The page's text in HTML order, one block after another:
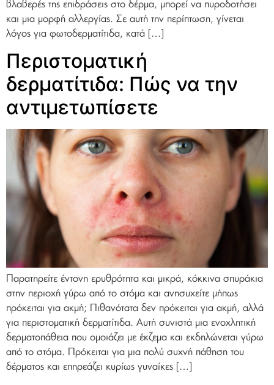
βλαβερές της επιδράσεις στο δέρμα, μπορεί να πυροδοτήσει
και μια μορφή αλλεργίας. Σε αυτή την περίπτωση, γίνεται
λόγος για φωτοδερματίτιδα, κατά […]
Περιστοματική
δερματίτιδα: Πώς να την
αντιμετωπίσετε
Παρατηρείτε έντονη ερυθρότητα και μικρά, κόκκινα σπυράκια
στην περιοχή γύρω από το στόμα και ανησυχείτε μήπως
πρόκειται για ακμή; Πιθανότατα δεν πρόκειται για ακμή, αλλά
για περιστοματική δερματίτιδα. Αυτή συνιστά μια ενοχλητική
δερματοπάθεια που ομοιάζει με έκζεμα και εκδηλώνεται γύρω
από το στόμα. Πρόκειται για μια πολύ συχνή πάθηση του
δέρματος και επηρεάζει κυρίως γυναίκες […]